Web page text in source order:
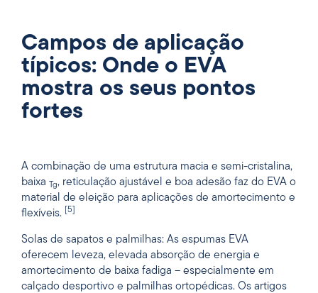
Campos de aplicação
típicos: Onde o EVA
mostra os seus pontos
fortes
A combinação de uma estrutura macia e semi-cristalina,
baixa
Tg, reticulação ajustável e boa adesão faz do EVA o
material de eleição para aplicações de amortecimento e
flexíveis.
[5]
Solas de sapatos e palmilhas: As espumas EVA
oferecem leveza, elevada absorção de energia e
amortecimento de baixa fadiga – especialmente em
calçado desportivo e palmilhas ortopédicas. Os artigos